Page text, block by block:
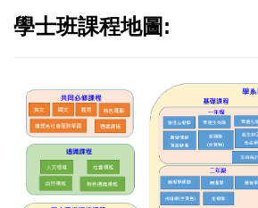
學士班課程地圖: